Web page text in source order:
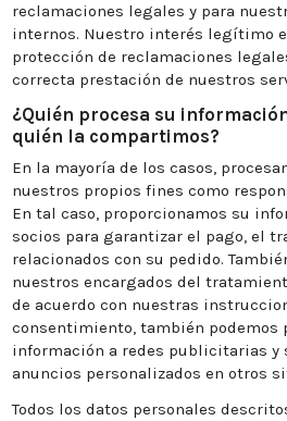
reclamaciones legales y para
internos. Nuestro interés legítimo
protección de reclamaciones
correcta prestación de nuestros
¿Quién procesa su
quién la compartimos?
En la mayoría de los casos,
nuestros propios fines como
En tal caso, proporcionamos su
socios para garantizar el pago, el
relacionados con su pedido.
nuestros encargados del
de acuerdo con nuestras
consentimiento, también podemos
información a redes publicitarias y
anuncios personalizados en otros
Todos los datos personales